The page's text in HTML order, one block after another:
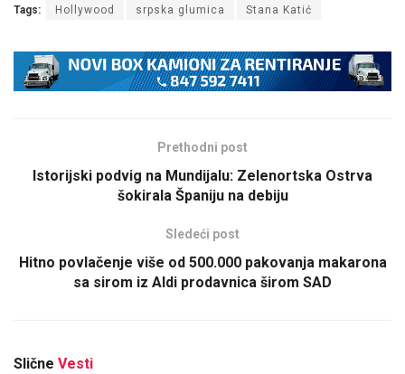
Tags: Hollywood srpska glumica Stana Katić
Prethodni post
Istorijski podvig na Mundijalu: Zelenortska Ostrva
šokirala Španiju na debiju
Sledeći post
Hitno povlačenje više od 500.000 pakovanja makarona
sa sirom iz Aldi prodavnica širom SAD
Slične Vesti